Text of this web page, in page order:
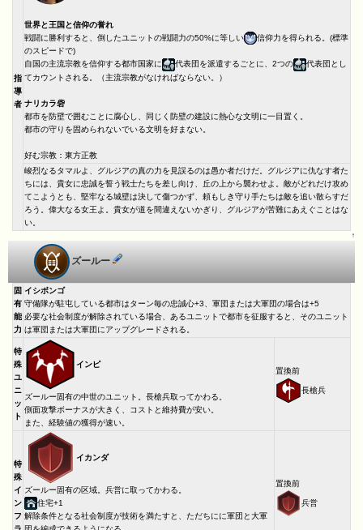
指
導
者
世界と王国と信仰の誉れ
戦闘に勝利すると、倒したユニットの戦闘力の50%に等しい
信仰力を得られる。(標準
のスピードで)
自国の主流宗教を信仰する都市国家に
代表団を派遣するごとに、2つの
代表団とし
てカウントされる。（主流宗教がなければならない。）
ナリカラ砦
都市を防壁で囲むことに腐心し、同じく防壁の建設に熱心な文明に一目置く。
都市の守りを固められないでいる文明を好まない。
好む宗教：東方正教
峻烈なるタマルよ、グルジアの真の力を見誤るのは愚か者だけだ。グルジアに仇なす者た
ちには、貴女に忠誠を誓う戦士たちを差し向け、丘の上から襲わせよ。敵がどれだけ攻め
てこようとも、堅牢なる城壁は決して傷つかず、頼もしき守り手たちは敵を追い散らすだ
ろう。偉大なる女王よ。貴女が道を間違えないかぎり、グルジアが苦難にあえぐことはな
い。
↑
ズールー
固
有
能
力
イシボンゴ
守備隊が駐屯している都市はターン毎の忠誠心+3、軍団または大軍団の場合は+5
必要な社会制度が解除されている場合、あるユニットで都市を征服すると、そのユニット
は軍団または大軍団にアップグレードされる。
特
殊
ユ
ニ
ッ
ト
インピ
ズールー固有の中世のユニット。長槍兵取ってかわる。
側面攻撃ボーナスが大きく、コストと維持費が安い。
また、経験値の獲得が速い。
置換前
長槍兵
特
殊
イ
ン
フ
イカンダ
ズールー固有の区域。兵営に取ってかわる。
住宅+1
解除条件となる社会制度が技術を満たすと、ただちにに軍団と大軍
置換前
兵営